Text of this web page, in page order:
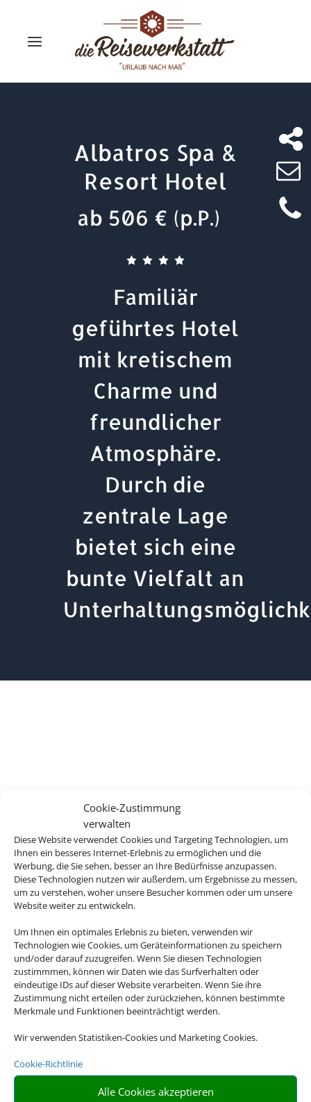
Cookie-Zustimmung
verwalten
Diese Website verwendet Cookies und Targeting Technologien, um
Ihnen ein besseres Internet-Erlebnis zu ermöglichen und die
Werbung, die Sie sehen, besser an Ihre Bedürfnisse anzupassen.
Diese Technologien nutzen wir außerdem, um Ergebnisse zu messen,
um zu verstehen, woher unsere Besucher kommen oder um unsere
Website weiter zu entwickeln.
Um Ihnen ein optimales Erlebnis zu bieten, verwenden wir
Technologien wie Cookies, um Geräteinformationen zu speichern
und/oder darauf zuzugreifen. Wenn Sie diesen Technologien
zustimmmen, können wir Daten wie das Surfverhalten oder
eindeutige IDs auf dieser Website verarbeiten. Wenn Sie ihre
Zustimmung nicht erteilen oder zurückziehen, können bestimmte
Merkmale und Funktionen beeinträchtigt werden.
Wir verwenden Statistiken-Cookies und Marketing Cookies.
Cookie-Richtlinie
Alle Cookies akzeptieren
Albatros Spa &
Resort Hotel
ab 506 € (p.P.)
Familiär
geführtes Hotel
mit kretischem
Charme und
freundlicher
Atmosphäre.
Durch die
zentrale Lage
bietet sich eine
bunte Vielfalt an